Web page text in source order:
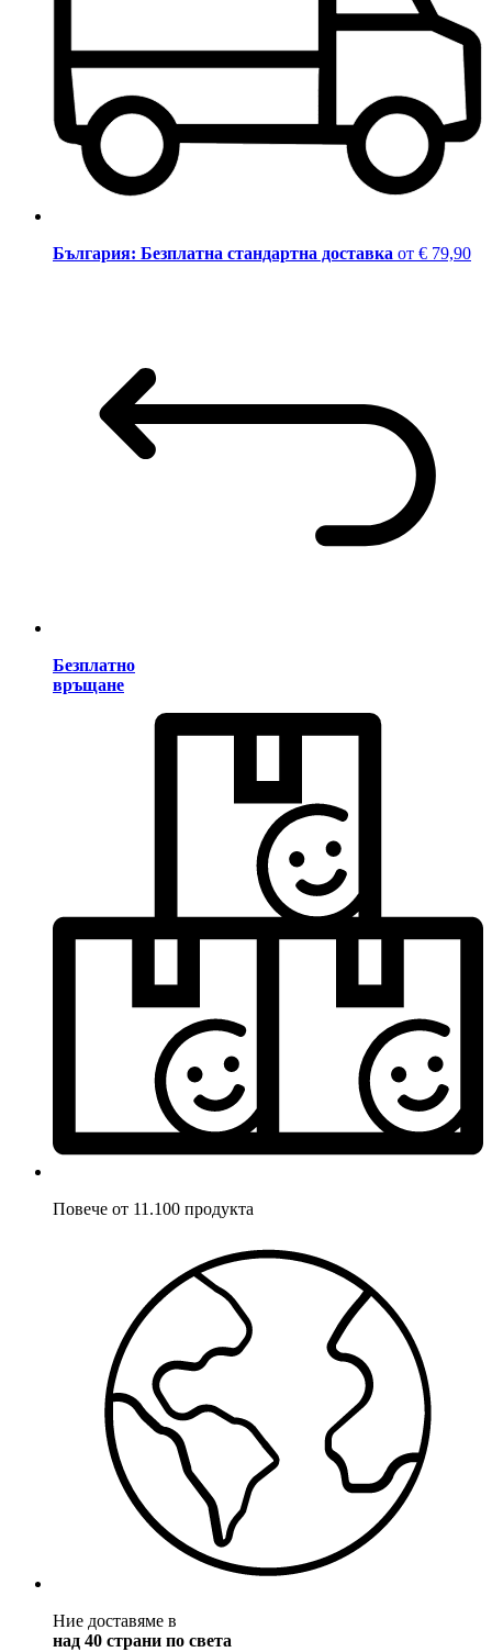
България: Безплатна стандартна доставка от € 79,90
Безплатно
връщане
Повече от 11.100 продукта
Ние доставяме в
над 40 страни по света